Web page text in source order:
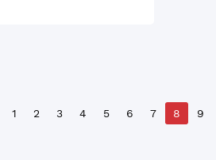
1 2 3 4 5 6 7 8 9